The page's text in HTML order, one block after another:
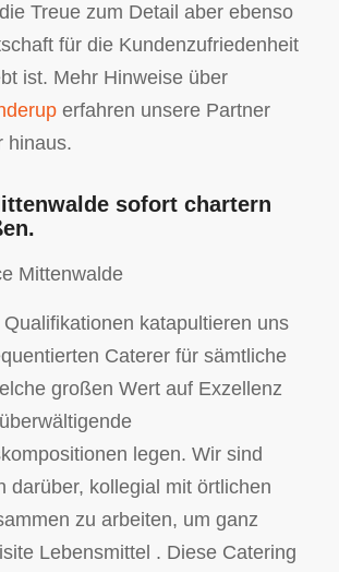
Treue zum Detail aber ebenso
für die Kundenzufriedenheit
ist. Mehr Hinweise über
erfahren unsere Partner
hinaus.
sofort chartern
katapultieren uns
Caterer für sämtliche
großen Wert auf Exzellenz
legen. Wir sind
darüber, kollegial mit örtlichen
zu arbeiten, um ganz
Lebensmittel . Diese Catering